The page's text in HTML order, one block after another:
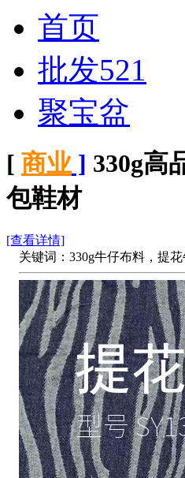
首页
批发521
聚宝盆
[ 商业 ] 330g高
包鞋材
[查看详情]
关键词：330g牛仔布料，提